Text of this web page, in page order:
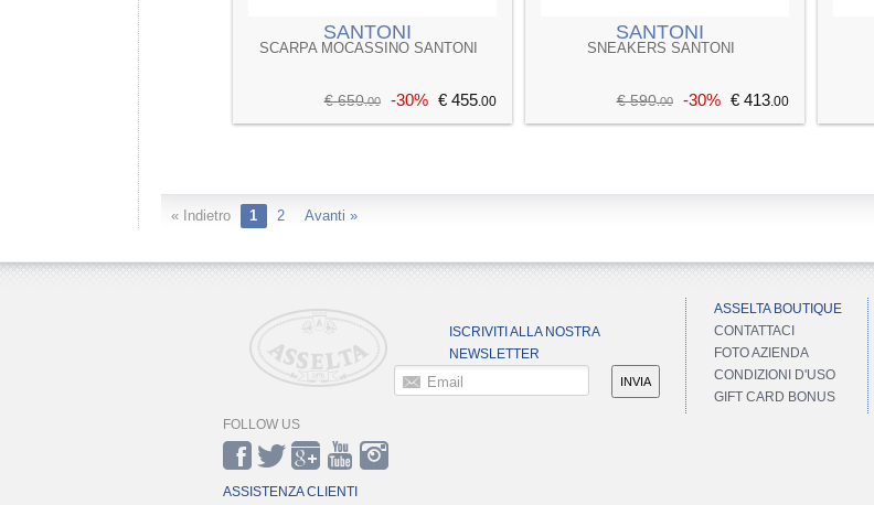
SANTONI
SCARPA MOCASSINO SANTONI
€ 650.00 -30% € 455.00
SANTONI
SNEAKERS SANTONI
€ 590.00 -30% € 413.00
« Indietro 1 2 Avanti »
ISCRIVITI ALLA NOSTRA
NEWSLETTER
Email INVIA
ASSELTA BOUTIQUE
CONTATTACI
FOTO AZIENDA
CONDIZIONI D'USO
GIFT CARD BONUS
FOLLOW US
ASSISTENZA CLIENTI